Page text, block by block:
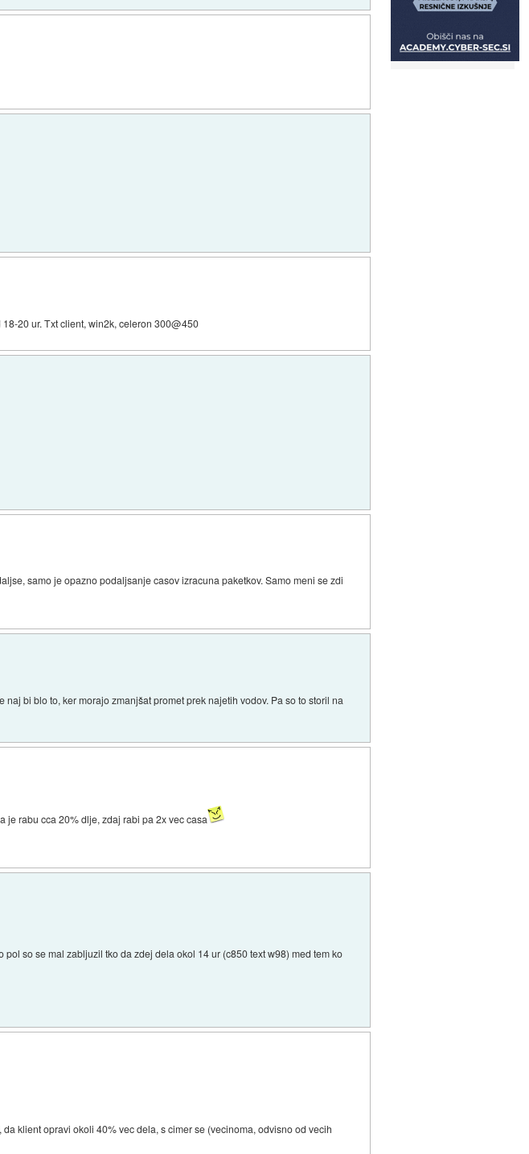
20 ur. Txt client, win2k, celeron 300@450
samo je opazno podaljsanje casov izracuna paketkov. Samo meni se zdi
bi blo to, ker morajo zmanjšat promet prek najetih vodov. Pa so to storil na
je rabu cca 20% dlje, zdaj rabi pa 2x vec casa
so se mal zabljuzil tko da zdej dela okol 14 ur (c850 text w98) med tem ko
klient opravi okoli 40% vec dela, s cimer se (vecinoma, odvisno od vecih